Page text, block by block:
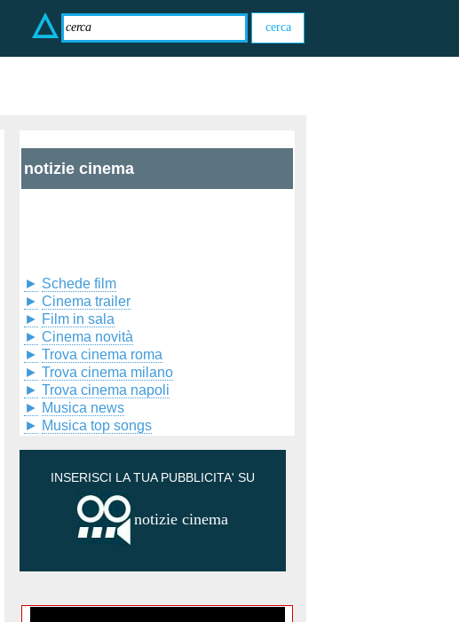
notizie cinema
► Schede film
► Cinema trailer
► Film in sala
► Cinema novità
► Trova cinema roma
► Trova cinema milano
► Trova cinema napoli
► Musica news
► Musica top songs
INSERISCI LA TUA PUBBLICITA' SU
notizie cinema